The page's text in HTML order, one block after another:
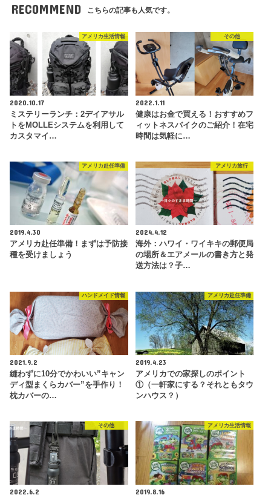
RECOMMEND こちらの記事も人気です。
アメリカ生活情報
2020.10.17
ミステリーランチ：2デイアサル
トをMOLLEシステムを利用して
カスタマイ…
その他
2022.1.11
健康はお金で買える！おすすめフ
ィットネスバイクのご紹介！在宅
時間は気軽に…
アメリカ赴任準備
2019.4.30
アメリカ赴任準備！まずは予防接
種を受けましょう
アメリカ旅行
2024.4.12
海外：ハワイ・ワイキキの郵便局
の場所＆エアメールの書き方と発
送方法は？子…
ハンドメイド情報
2021.9.2
縫わずに10分でかわいい”キャン
ディ型まくらカバー”を手作り！
枕カバーの…
アメリカ赴任準備
2019.4.23
アメリカでの家探しのポイント
①（一軒家にする？それともタウ
ンハウス？）
その他
2022.6.2
アメリカ生活情報
2019.8.16